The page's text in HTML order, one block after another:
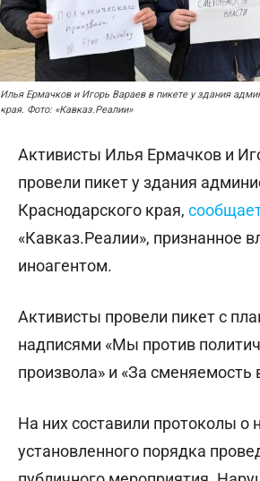
Илья Ермачков и Игорь Вараев в пикете у здания
края. Фото: «Кавказ.Реалии»
Активисты Илья Ермачков и
провели пикет у здания
Краснодарского края,
«Кавказ.Реалии», признанное
иноагентом.
Активисты провели пикет с
надписями «Мы против
произвола» и «За сменяемость
На них составили протоколы о
установленного порядка